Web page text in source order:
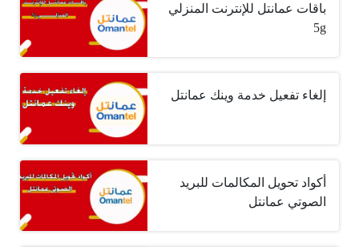
باقات عمانتل للإنترنت المنزلي
5g
إلغاء تفعيل خدمة وينك عمانتل
أكواد تحويل المكالمات للبريد
الصوتي عمانتل